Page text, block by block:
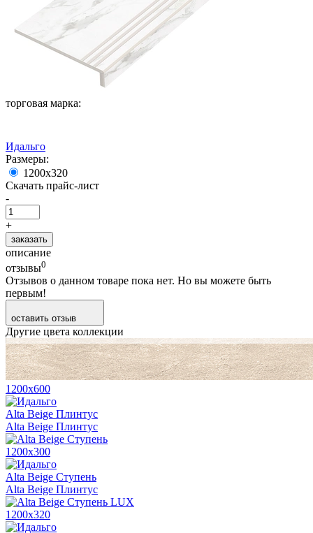
торговая марка:
Идальго
Размеры:
1200х320
Скачать прайс-лист
-
+
заказать
описание
отзывы0
Отзывов о данном товаре пока нет. Но вы можете быть
первым!
оставить отзыв
Другие цвета коллекции
1200х600
Alta Beige Плинтус
Alta Beige Плинтус
1200х300
Alta Beige Ступень
Alta Beige Плинтус
1200х320